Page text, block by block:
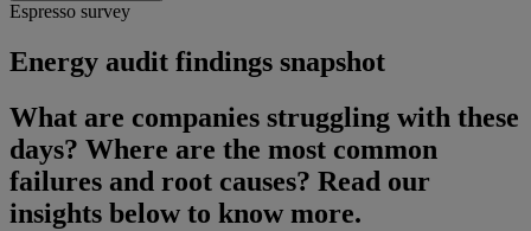
Espresso survey
Energy audit findings snapshot
What are companies struggling with these
days? Where are the most common
failures and root causes? Read our
insights below to know more.